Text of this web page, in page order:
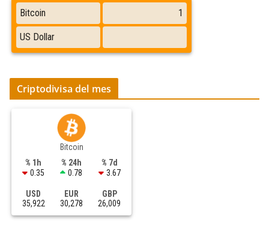
Criptodivisa del mes
Bitcoin
% 1h
0.35
% 24h
0.78
% 7d
3.67
USD
35,922
EUR
30,278
GBP
26,009